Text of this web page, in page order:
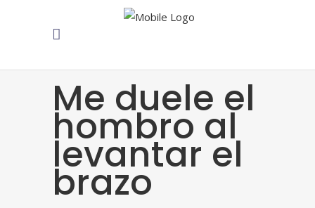
Me duele el
hombro al
levantar el
brazo